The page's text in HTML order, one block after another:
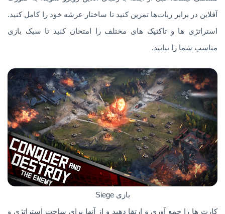
آفلاین در برابر ربات‌ها تمرین کنید تا ساختار عرشه خود را کامل کنید.
استراتژی ها و تاکتیک های مختلف را امتحان کنید تا سبک بازی
مناسب شما را بیابید.
بازی Siege
کارت ها را جمع آوری و ارتقا دهید و از آنها برای ساخت استراتژی و